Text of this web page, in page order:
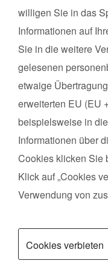
Kursart
willigen Sie in das
Informationen auf
Sie in die weitere
gelesenen
etwaige
erweiterten EU (EU
beispielsweise in
Informationen über
Cookies klicken Sie
Klick auf „Cookies
Verwendung von
Cookies verbieten